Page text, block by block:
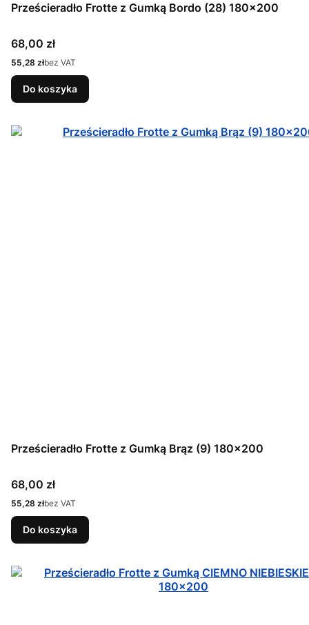
Prześcieradło Frotte z Gumką Bordo (28) 180x200
Cena
68,00 zł
Cena
55,28 złbez VAT
Do koszyka
Prześcieradło Frotte z Gumką Brąz (9) 180x200
Cena
68,00 zł
Cena
55,28 złbez VAT
Do koszyka